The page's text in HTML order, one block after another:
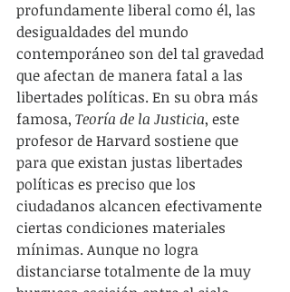
profundamente liberal como él, las
desigualdades del mundo
contemporáneo son del tal gravedad
que afectan de manera fatal a las
libertades políticas. En su obra más
famosa, Teoría de la Justicia, este
profesor de Harvard sostiene que
para que existan justas libertades
políticas es preciso que los
ciudadanos alcancen efectivamente
ciertas condiciones materiales
mínimas. Aunque no logra
distanciarse totalmente de la muy